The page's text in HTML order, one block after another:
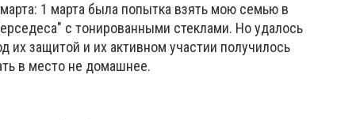
1 марта была попытка взять мою семью в
с тонированными стеклами. Но удалось
их защитой и их активном участии получилось
в место не домашнее.